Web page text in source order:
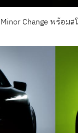
Change พร้อมส